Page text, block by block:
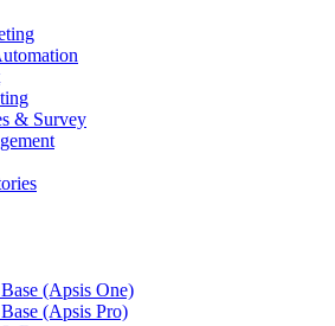
& Survey
(Apsis One)
(Apsis Pro)